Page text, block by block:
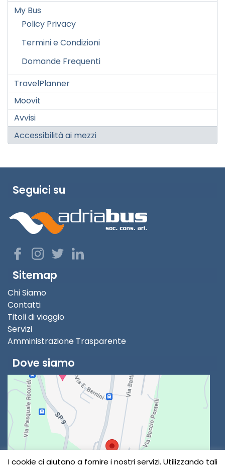
My Bus
Policy Privacy
Termini e Condizioni
Domande Frequenti
TravelPlanner
Moovit
Avvisi
Accessibilità ai mezzi
Seguici su
Sitemap
Chi Siamo
Contatti
Titoli di viaggio
Servizi
Amministrazione Trasparente
Dove siamo
I cookie ci aiutano a fornire i nostri servizi. Utilizzando tali